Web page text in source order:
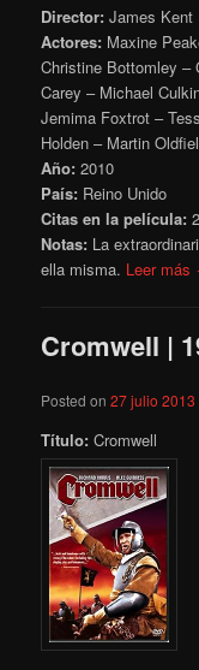
Director: James Kent
Actores: Maxine
Christine Bottomley –
Carey – Michael
Jemima Foxtrot –
Holden – Martin
Año: 2010
País: Reino Unido
Citas en la película:
Notas: La
ella misma. Leer
Cromwell |
Posted on27 julio 2013
Título: Cromwell